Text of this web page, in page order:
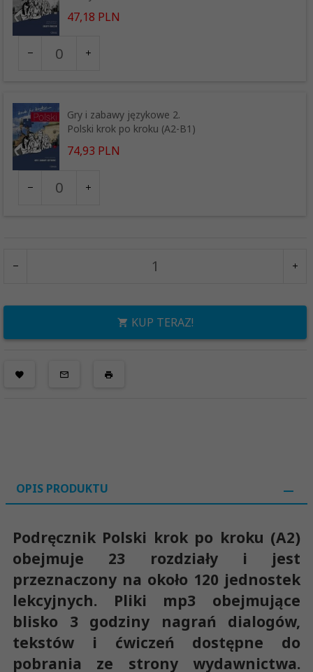
47,18 PLN
Gry i zabawy językowe 2.
Polski krok po kroku (A2-B1)
74,93 PLN
KUP TERAZ!
OPIS PRODUKTU
Podręcznik Polski krok po kroku (A2)
obejmuje 23 rozdziały i jest
przeznaczony na około 120 jednostek
lekcyjnych. Pliki mp3 obejmujące
blisko 3 godziny nagrań dialogów,
tekstów i ćwiczeń dostępne do
pobrania ze strony wydawnictwa.